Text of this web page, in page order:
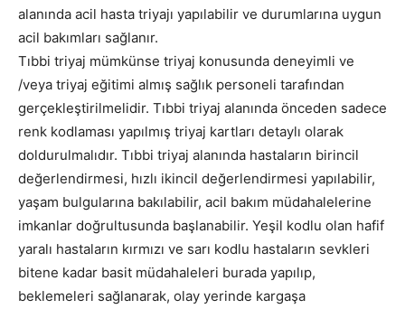
alanında acil hasta triyajı yapılabilir ve durumlarına uygun
acil bakımları sağlanır.
Tıbbi triyaj mümkünse triyaj konusunda deneyimli ve
/veya triyaj eğitimi almış sağlık personeli tarafından
gerçekleştirilmelidir. Tıbbi triyaj alanında önceden sadece
renk kodlaması yapılmış triyaj kartları detaylı olarak
doldurulmalıdır. Tıbbi triyaj alanında hastaların birincil
değerlendirmesi, hızlı ikincil değerlendirmesi yapılabilir,
yaşam bulgularına bakılabilir, acil bakım müdahalelerine
imkanlar doğrultusunda başlanabilir. Yeşil kodlu olan hafif
yaralı hastaların kırmızı ve sarı kodlu hastaların sevkleri
bitene kadar basit müdahaleleri burada yapılıp,
beklemeleri sağlanarak, olay yerinde kargaşa